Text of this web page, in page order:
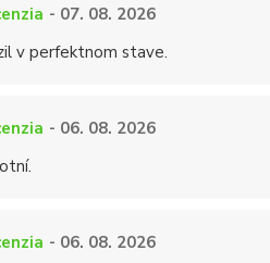
- 07. 08. 2026
v perfektnom stave.
- 06. 08. 2026
- 06. 08. 2026